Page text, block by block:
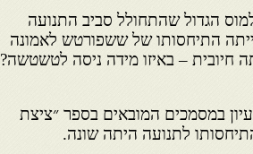
הגדול שהתחולל סביב התנועה
התיחסותו של ששפורטש לאמונה
– באיזו מידה ניסה לטשטשה?
במסמכים המוב­אים בספר ״ציצת
לתנועה היתה שונה.